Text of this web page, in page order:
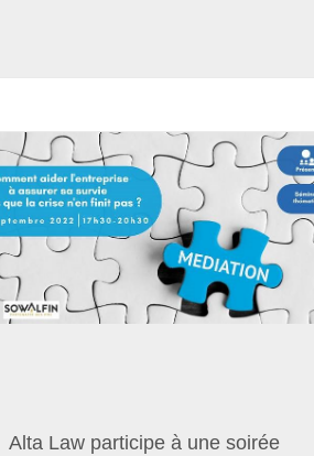
Alta Law participe à une soirée